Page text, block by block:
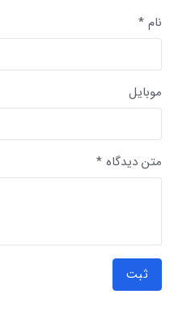
نام *
موبایل
متن دیدگاه *
ثبت